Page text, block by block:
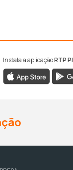
Instala a aplicaçãoRTP